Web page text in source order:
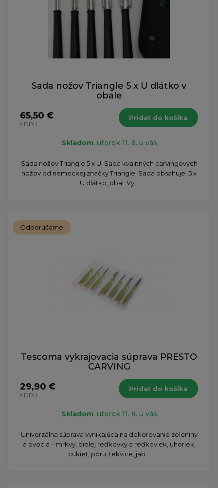
Sada nožov Triangle 5 x U dlátko v
obale
65,50 €
s DPH
Pridať do košíka
Skladom, utorok 11. 8. u vás
Sada nožov Triangle 5 x U. Sada kvalitných carvingových
nožov od nemeckej značky Triangle. Sada obsahuje: 5 x
U dlátko, obal. Vy...
Odporúčame
Tescoma vykrajovacia súprava PRESTO
CARVING
29,90 €
s DPH
Pridať do košíka
Skladom, utorok 11. 8. u vás
Univerzálna súprava vynikajúca na dekorovanie zeleniny
a ovocia – mrkvy, bielej reďkovky a reďkoviek, uhoriek,
cukiet, póru, tekvice, jab...